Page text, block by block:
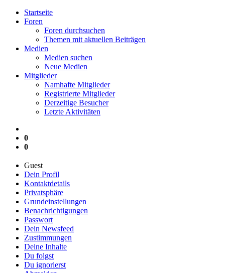
Startseite
Foren
Foren durchsuchen
Themen mit aktuellen Beiträgen
Medien
Medien suchen
Neue Medien
Mitglieder
Namhafte Mitglieder
Registrierte Mitglieder
Derzeitige Besucher
Letzte Aktivitäten
0
0
Guest
Dein Profil
Kontaktdetails
Privatsphäre
Grundeinstellungen
Benachrichtigungen
Passwort
Dein Newsfeed
Zustimmungen
Deine Inhalte
Du folgst
Du ignorierst